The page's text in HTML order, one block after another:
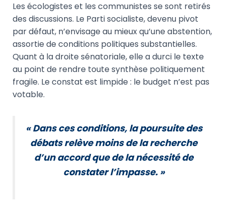
Les écologistes et les communistes se sont retirés
des discussions. Le Parti socialiste, devenu pivot
par défaut, n’envisage au mieux qu’une abstention,
assortie de conditions politiques substantielles.
Quant à la droite sénatoriale, elle a durci le texte
au point de rendre toute synthèse politiquement
fragile. Le constat est limpide : le budget n’est pas
votable.
«Dans ces conditions, la poursuite des
débats relève moins de la recherche
d’un accord que de la nécessité de
constater l’impasse. »